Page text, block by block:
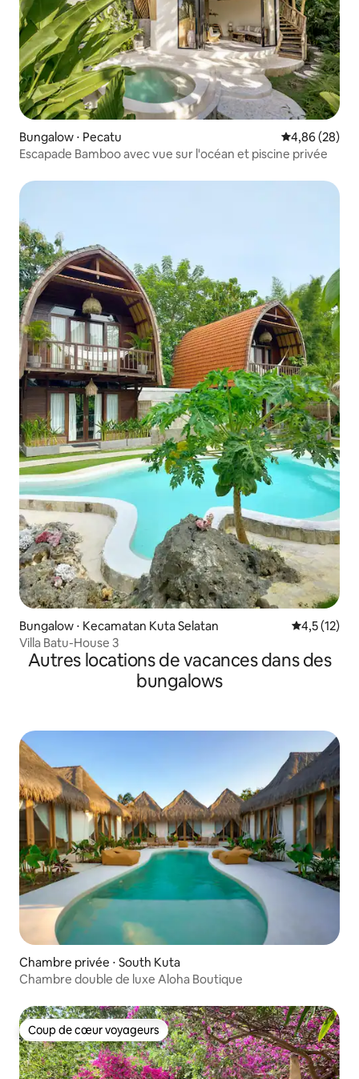
Bungalow ⋅ Pecatu Évaluation
4,86 (28)
Escapade Bamboo avec vue sur l'océan et piscine privée
Bungalow ⋅ Kecamatan Kuta Selatan Évaluation
4,5 (12)
Villa Batu-House 3
Autres locations de vacances dans des
bungalows
Chambre privée ⋅ South Kuta
Chambre double de luxe Aloha Boutique
Coup de cœur voyageurs
Coup de cœur voyageurs